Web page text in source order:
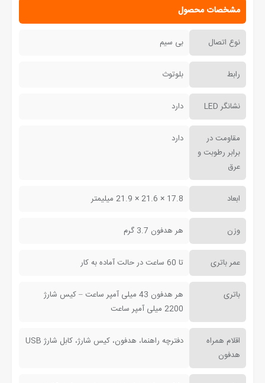
مشخصات محصول
نوع اتصال بی سیم
رابط بلوتوث
نشانگر LED دارد
مقاومت در
برابر رطوبت و
عرق
دارد
ابعاد 17.8 × 21.6 × 21.9 میلیمتر
وزن هر هدفون 3.7 گرم
عمر باتری تا 60 ساعت در حالت آماده به کار
باتری
هر هدفون 43 میلی آمپر ساعت – کیس شارژ
2200 میلی آمپر ساعت
اقلام همراه
هدفون
دفترچه راهنما، هدفون، کیس شارژ، کابل شارژ USB